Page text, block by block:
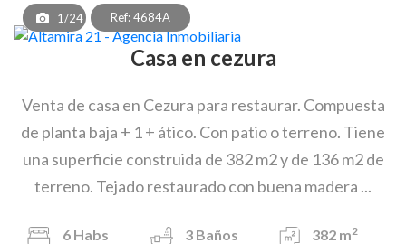
1/24 Ref: 4684A
Casa en cezura
Venta de casa en Cezura para restaurar. Compuesta
de planta baja + 1 + ático. Con patio o terreno. Tiene
una superficie construida de 382 m2 y de 136 m2 de
terreno. Tejado restaurado con buena madera ...
6 Habs 3 Baños 382 m2